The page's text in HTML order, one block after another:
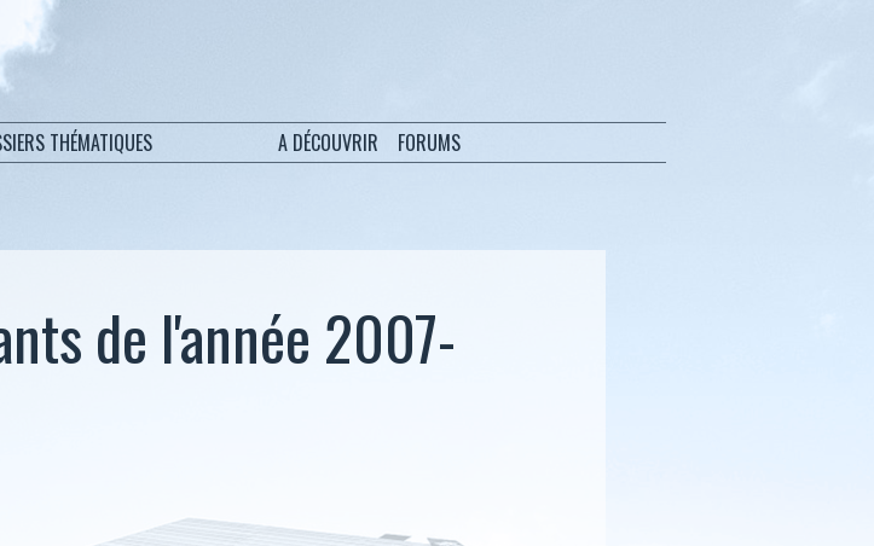
THÉMATIQUES A DÉCOUVRIR FORUMS
de l'année 2007-